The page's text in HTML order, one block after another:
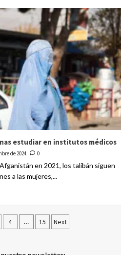
estudiar en institutos médicos
de 2024 0
en 2021, los talibán siguen
a las mujeres,...
4 … 15 Next